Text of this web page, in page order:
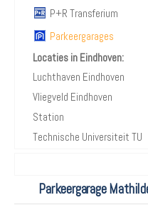
P+R Transferium
Parkeergarages
Locaties in Eindhoven:
Luchthaven Eindhoven
Vliegveld Eindhoven
Station
Technische Universiteit TU
Parkeergarage